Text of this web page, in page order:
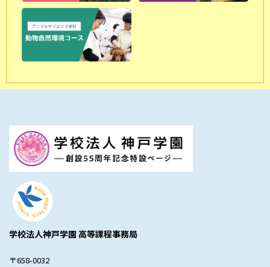
学校法人神戸学園 高等課程事務局
〒658-0032